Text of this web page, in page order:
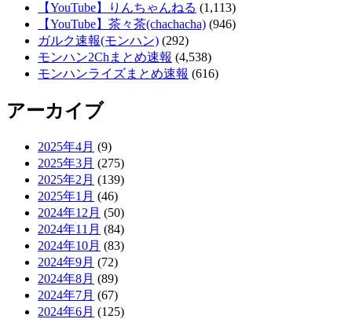
【YouTube】りんちゃんねる (1,113)
【YouTube】茶々茶(chachacha) (946)
ガルク速報(モンハン) (292)
モンハン2Chまとめ速報 (4,538)
モンハンライズまとめ速報 (616)
アーカイブ
2025年4月 (9)
2025年3月 (275)
2025年2月 (139)
2025年1月 (46)
2024年12月 (50)
2024年11月 (84)
2024年10月 (83)
2024年9月 (72)
2024年8月 (89)
2024年7月 (67)
2024年6月 (125)